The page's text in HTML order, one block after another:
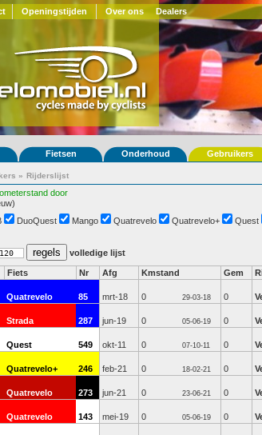
Openingstijden Over ons Dealers
Fietsen Onderhoud Gebruikers
» Rijderslijst
door
DuoQuest Mango Quatrevelo Quatrevelo+ Quest
volledige lijst
Fiets Nr Afg Kmstand Gem
Quatrevelo 85 mrt-18 0 29-03-18 0
Strada 287 jun-19 0 05-06-19 0
Quest 549 okt-11 0 07-10-11 0
Quatrevelo+ 246 feb-21 0 18-02-21 0
Quatrevelo 273 jun-21 0 23-06-21 0
Quatrevelo 143 mei-19 0 05-06-19 0